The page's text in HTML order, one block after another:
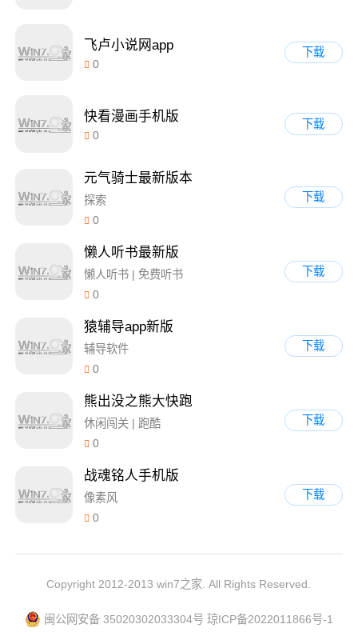
飞卢小说网app
0
下载
快看漫画手机版
0
下载
元气骑士最新版本
探索
0
下载
懒人听书最新版
懒人听书 | 免费听书
0
下载
猿辅导app新版
辅导软件
0
下载
熊出没之熊大快跑
休闲闯关 | 跑酷
0
下载
战魂铭人手机版
像素风
0
下载
Copyright 2012-2013 win7之家. All Rights Reserved.
闽公网安备 35020302033304号 琼ICP备2022011866号-1